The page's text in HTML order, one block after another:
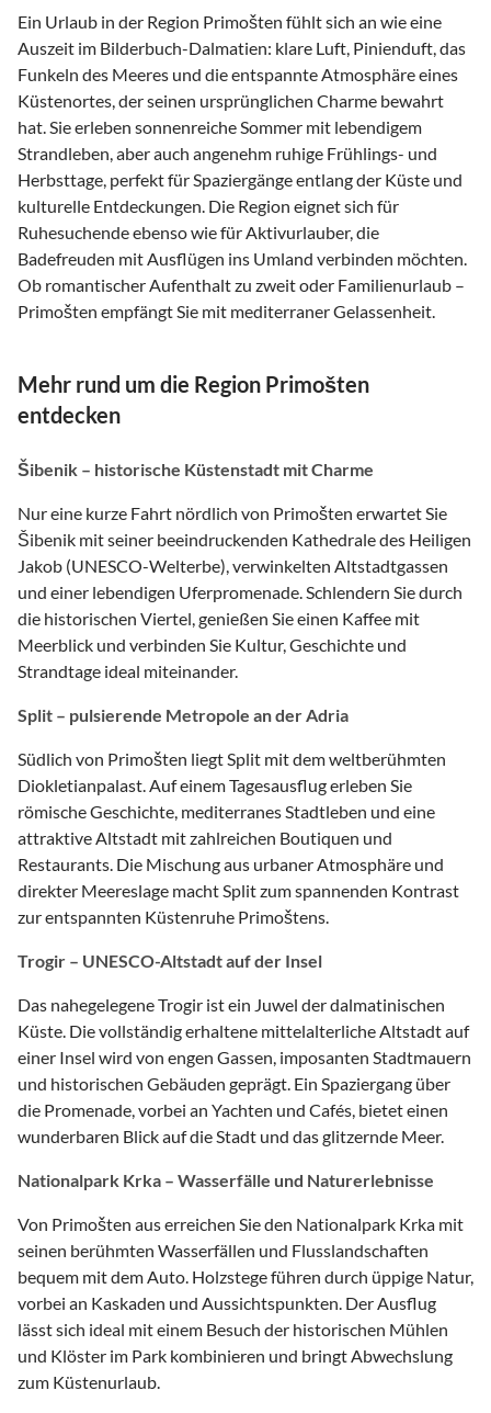
Ein Urlaub in der Region Primošten fühlt sich an wie eine
Auszeit im Bilderbuch-Dalmatien: klare Luft, Pinienduft, das
Funkeln des Meeres und die entspannte Atmosphäre eines
Küstenortes, der seinen ursprünglichen Charme bewahrt
hat. Sie erleben sonnenreiche Sommer mit lebendigem
Strandleben, aber auch angenehm ruhige Frühlings- und
Herbsttage, perfekt für Spaziergänge entlang der Küste und
kulturelle Entdeckungen. Die Region eignet sich für
Ruhesuchende ebenso wie für Aktivurlauber, die
Badefreuden mit Ausflügen ins Umland verbinden möchten.
Ob romantischer Aufenthalt zu zweit oder Familienurlaub –
Primošten empfängt Sie mit mediterraner Gelassenheit.
Mehr rund um die Region Primošten
entdecken
Šibenik – historische Küstenstadt mit Charme
Nur eine kurze Fahrt nördlich von Primošten erwartet Sie
Šibenik mit seiner beeindruckenden Kathedrale des Heiligen
Jakob (UNESCO-Welterbe), verwinkelten Altstadtgassen
und einer lebendigen Uferpromenade. Schlendern Sie durch
die historischen Viertel, genießen Sie einen Kaffee mit
Meerblick und verbinden Sie Kultur, Geschichte und
Strandtage ideal miteinander.
Split – pulsierende Metropole an der Adria
Südlich von Primošten liegt Split mit dem weltberühmten
Diokletianpalast. Auf einem Tagesausflug erleben Sie
römische Geschichte, mediterranes Stadtleben und eine
attraktive Altstadt mit zahlreichen Boutiquen und
Restaurants. Die Mischung aus urbaner Atmosphäre und
direkter Meereslage macht Split zum spannenden Kontrast
zur entspannten Küstenruhe Primoštens.
Trogir – UNESCO-Altstadt auf der Insel
Das nahegelegene Trogir ist ein Juwel der dalmatinischen
Küste. Die vollständig erhaltene mittelalterliche Altstadt auf
einer Insel wird von engen Gassen, imposanten Stadtmauern
und historischen Gebäuden geprägt. Ein Spaziergang über
die Promenade, vorbei an Yachten und Cafés, bietet einen
wunderbaren Blick auf die Stadt und das glitzernde Meer.
Nationalpark Krka – Wasserfälle und Naturerlebnisse
Von Primošten aus erreichen Sie den Nationalpark Krka mit
seinen berühmten Wasserfällen und Flusslandschaften
bequem mit dem Auto. Holzstege führen durch üppige Natur,
vorbei an Kaskaden und Aussichtspunkten. Der Ausflug
lässt sich ideal mit einem Besuch der historischen Mühlen
und Klöster im Park kombinieren und bringt Abwechslung
zum Küstenurlaub.